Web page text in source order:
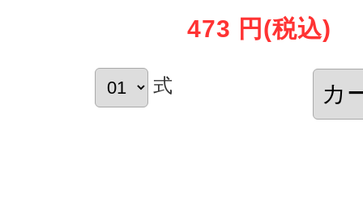
473 円 (税込)
式